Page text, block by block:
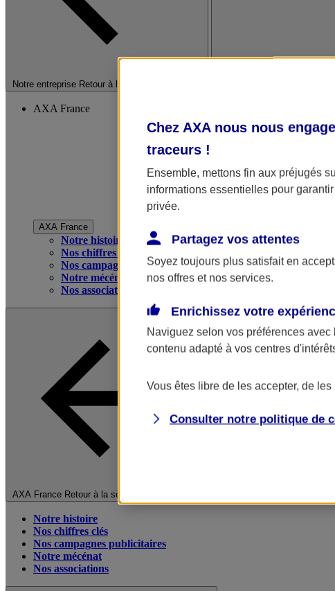
Notre entreprise Retour à la section précédente
AXA France
AXA France
Notre histoire
Nos chiffres clés
Nos campagnes publicitaires
Notre mécénat
Nos associations
AXA France Retour à la section précédente
Notre histoire
Nos chiffres clés
Nos campagnes publicitaires
Notre mécénat
Nos associations
Chez AXA nous nous
traceurs !
Ensemble, mettons fin aux préjugés
informations essentielles pour
privée.
Partagez vos attentes
Soyez toujours plus satisfait en
nos offres et nos services.
Enrichissez votre
Naviguez selon vos préférences avec
contenu adapté à vos centres
Vous êtes libre de les accepter, de
Consulter notre politique de